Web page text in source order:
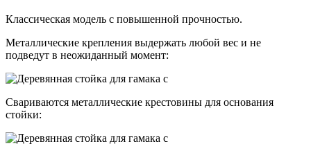
Классическая модель с повышенной прочностью.
Металлические крепления выдержать любой вес и не
подведут в неожиданный момент:
Свариваются металлические крестовины для основания
стойки: